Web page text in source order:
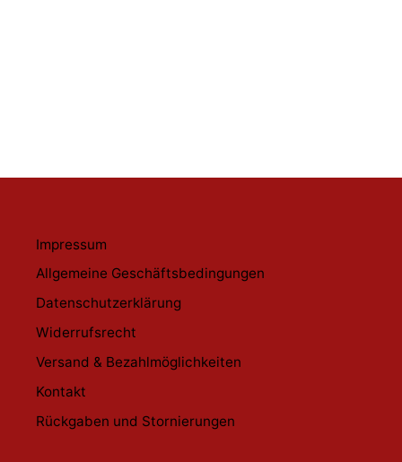
Impressum
Allgemeine Geschäftsbedingungen
Datenschutzerklärung
Widerrufsrecht
Versand & Bezahlmöglichkeiten
Kontakt
Rückgaben und Stornierungen